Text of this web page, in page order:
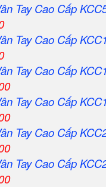
Tay Cao Cấp
Tay Cao Cấp
Tay Cao Cấp
Tay Cao Cấp
Tay Cao Cấp
Tay Cao Cấp